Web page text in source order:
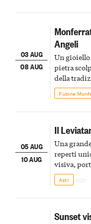
03 AUG
08 AUG
Angeli
Un
pietra
della
Fubine
05 AUG
10 AUG
Il
Una
reperti
visiva,
della
Asti
Sunset